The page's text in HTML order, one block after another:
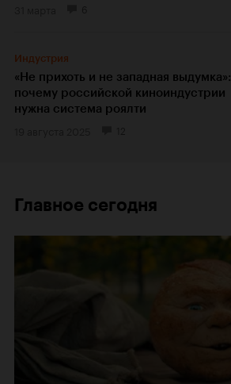
Индустрия
«Не прихоть и не западная выдумка»:
почему российской киноиндустрии
нужна система роялти
Главное сегодня